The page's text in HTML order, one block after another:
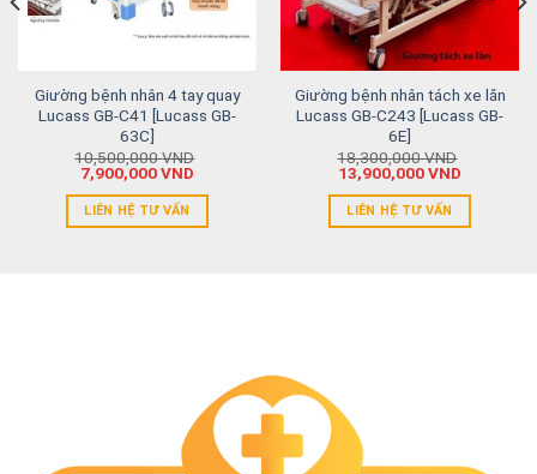
Giường bệnh nhân 4 tay quay
Lucass GB-C41 [Lucass GB-
63C]
10,500,000VND
7,900,000VND
LIÊN HỆ TƯ VẤN
Giường bệnh nhân tách xe lăn
Lucass GB-C243 [Lucass GB-
6E]
18,300,000VND
13,900,000VND
LIÊN HỆ TƯ VẤN